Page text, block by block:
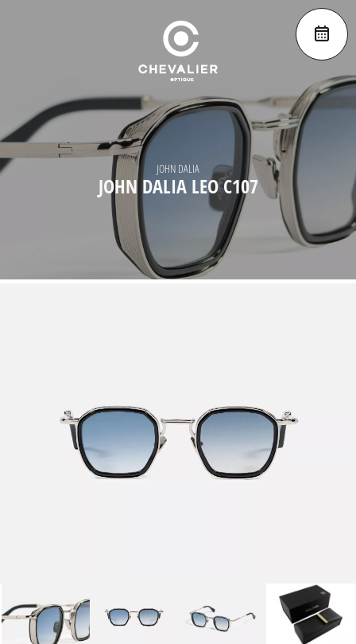
JOHN DALIA
JOHN DALIA LEO C107